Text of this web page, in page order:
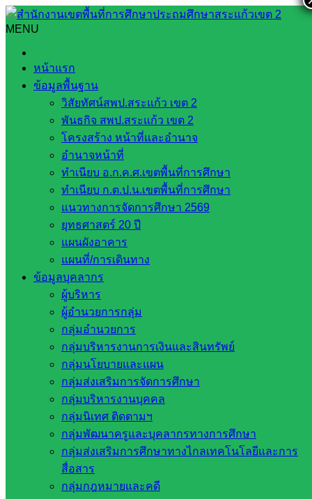
Skip
to
content
MENU
หน้าแรก
ข้อมูลพื้นฐาน
วิสัยทัศน์สพป.สระแก้ว เขต 2
พันธกิจ สพป.สระแก้ว เขต 2
โครงสร้าง หน้าที่และอำนาจ
อำนาจหน้าที่
ทำเนียบ อ.ก.ค.ศ.เขตพื้นที่การศึกษา
ทำเนียบ ก.ต.ป.น.เขตพื้นที่การศึกษา
แนวทางการจัดการศึกษา 2569
ยุทธศาสตร์ 20 ปี
แผนผังอาคาร
แผนที่/การเดินทาง
ข้อมูลบุคลากร
ผู้บริหาร
ผู้อำนวยการกลุ่ม
กลุ่มอำนวยการ
กลุ่มบริหารงานการเงินและสินทรัพย์
กลุ่มนโยบายและแผน
กลุ่มส่งเสริมการจัดการศึกษา
กลุ่มบริหารงานบุคคล
กลุ่มนิเทศ ติดตามฯ
กลุ่มพัฒนาครูและบุคลากรทางการศึกษา
กลุ่มส่งเสริมการศึกษาทางไกลเทคโนโลยีและการ
สื่อสาร
กลุ่มกฎหมายและคดี
Search
สพป.สระแก้ว เขต ๒ ร่วมรับชมพฤหัสเช้า ข่าว สพฐ. ครั้งที่
๘/๒๕๖๖ และสภากาแฟเขตพื้นที่การศึกษา
สพป.สระแก้ว เขต ๒ ร่วมรับชมพฤหัสเช้า
ข่าว สพฐ. ครั้งที่ ๘/๒๕๖๖ และสภากาแฟ
เขตพื้นที่การศึกษา
ธันวาคม 27, 2023ธันวาคม 27, 2023
ประชาสัมพันธ์ สพป.สก.2
วันพฤหัสบดีที่ ๒๑ ธันวาคม ๒๕๖๖ เวลา ๐๘.๐๐ น. นายอัมพล
หันทยุง ผู้อำนวยการสำนักงานเขตพื้นที่การศึกษาประถมศึกษา
สระแก้ว เขต ๒ พร้อมด้วย ผู้อำนวยการกลุ่ม/หน่วย, ตัวแทนผู้
อำนวยการกลุ่ม/หน่วย เข้าร่วมประชุมรับฟังรายการ “พฤหัสเช้า
ข่าว สพฐ.” ครั้งที่ ๘/๒๕๖๖ ประชุมทางไกลผ่านระบบ Video
Conference เพื่อรับทราบนโยบายการจัดการศึกษาการนำ
นโยบายสู่การปฏิบัติให้ประสบผลสำเร็จ ตามนโยบาย “เรียนดี มี
ความสุข” ทั้งนี้ นายอัมพล หันทยุง ผู้อำนวยการสำนักงานเขต
พื้นที่การศึกษาประถมศึกษาสระแก้ว เขต ๒ ได้ประชุมสภา
กาแฟ เพื่อหารือข้อราชการ การแลกเปลี่ยน เรียนรู้ของแต่ละ
กลุ่มงาน รวมถึงการดำเนินโครงการต่างๆ ซึ่งจะนำไปสู่การ
ประสานงานและเสริมสร้างความร่วมมือภายในองค์กร สู่การ
ปฏิบัติ ณ ห้องประชุม Conference ชั้น ๓ สำนักงานเขตพื้นที่การ
ศึกษาประถมศึกษาสระแก้ว เขต ๒